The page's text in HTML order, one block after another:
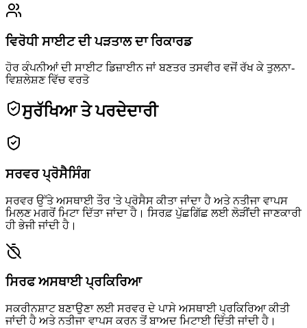
ਵਿਰੋਧੀ ਸਾਈਟ ਦੀ ਪੜਤਾਲ ਦਾ ਰਿਕਾਰਡ
ਹੋਰ ਕੰਪਨੀਆਂ ਦੀ ਸਾਈਟ ਡਿਜ਼ਾਈਨ ਜਾਂ ਬਣਤਰ ਤਸਵੀਰ ਵਜੋਂ ਰੱਖ ਕੇ ਤੁਲਨਾ-
ਵਿਸ਼ਲੇਸ਼ਣ ਵਿੱਚ ਵਰਤੋ
ਸੁਰੱਖਿਆ ਤੇ ਪਰਦੇਦਾਰੀ
ਸਰਵਰ ਪ੍ਰੋਸੈਸਿੰਗ
ਸਰਵਰ ਉੱਤੇ ਅਸਥਾਈ ਤੌਰ 'ਤੇ ਪ੍ਰੋਸੈਸ ਕੀਤਾ ਜਾਂਦਾ ਹੈ ਅਤੇ ਨਤੀਜਾ ਵਾਪਸ
ਮਿਲਣ ਮਗਰੋਂ ਮਿਟਾ ਦਿੱਤਾ ਜਾਂਦਾ ਹੈ। ਸਿਰਫ਼ ਪੁੱਛਗਿੱਛ ਲਈ ਲੋੜੀਂਦੀ ਜਾਣਕਾਰੀ
ਹੀ ਭੇਜੀ ਜਾਂਦੀ ਹੈ।
ਸਿਰਫ ਅਸਥਾਈ ਪ੍ਰਕਿਰਿਆ
ਸਕਰੀਨਸ਼ਾਟ ਬਣਾਉਣਾ ਲਈ ਸਰਵਰ ਦੇ ਪਾਸੇ ਅਸਥਾਈ ਪ੍ਰਕਿਰਿਆ ਕੀਤੀ
ਜਾਂਦੀ ਹੈ ਅਤੇ ਨਤੀਜਾ ਵਾਪਸ ਕਰਨ ਤੋਂ ਬਾਅਦ ਮਿਟਾਈ ਦਿੱਤੀ ਜਾਂਦੀ ਹੈ।